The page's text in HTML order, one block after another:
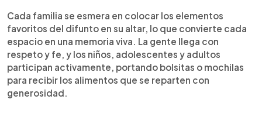
Cada familia se esmera en colocar los elementos
favoritos del difunto en su altar, lo que convierte cada
espacio en una memoria viva. La gente llega con
respeto y fe, y los niños, adolescentes y adultos
participan activamente, portando bolsitas o mochilas
para recibir los alimentos que se reparten con
generosidad.